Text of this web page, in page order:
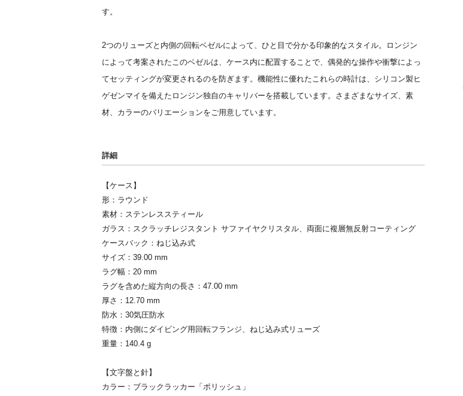
す。
2つのリューズと内側の回転ベゼルによって、ひと目で分かる印象的なスタイル。ロンジン
によって考案されたこのベゼルは、ケース内に配置することで、偶発的な操作や衝撃によっ
てセッティングが変更されるのを防ぎます。機能性に優れたこれらの時計は、シリコン製ヒ
ゲゼンマイを備えたロンジン独自のキャリバーを搭載しています。さまざまなサイズ、素
材、カラーのバリエーションをご用意しています。
詳細
【ケース】
形：ラウンド
素材：ステンレススティール
ガラス：スクラッチレジスタント サファイヤクリスタル、両面に複層無反射コーティング
ケースバック：ねじ込み式
サイズ：39.00 mm
ラグ幅：20 mm
ラグを含めた縦方向の長さ：47.00 mm
厚さ：12.70 mm
防水：30気圧防水
特徴：内側にダイビング用回転フランジ、ねじ込み式リューズ
重量：140.4 g
【文字盤と針】
カラー：ブラックラッカー「ポリッシュ」